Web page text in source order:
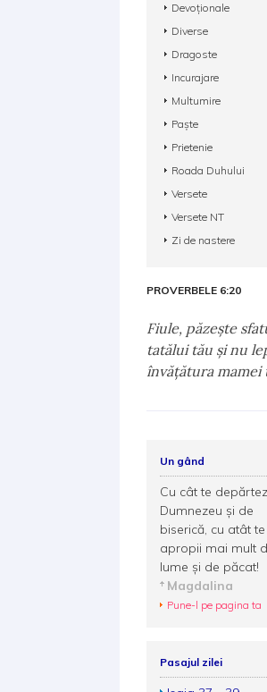
Devoționale
Diverse
Dragoste
Incurajare
Multumire
Paște
Prietenie
Roada Duhului
Versete
Versete NT
Zi de nastere
PROVERBELE 6:20
Fiule, păzeşte
tatălui tău şi nu
învăţătura mamei
Un gând
Cu cât te
Dumnezeu şi de
biserică, cu atât te
apropii mai mult
lume şi de păcat!
Magdalina
Pune-l pe pagina ta
Pasajul zilei